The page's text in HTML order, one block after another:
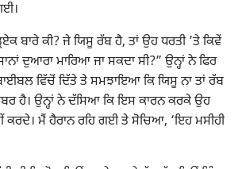
ਬਾਰੇ ਕੀ? ਜੇ ਯਿਸੂ ਰੱਬ ਹੈ, ਤਾਂ ਉਹ ਧਰਤੀ ’ਤੇ ਕਿਵੇਂ
ਦੁਆਰਾ ਮਾਰਿਆ ਜਾ ਸਕਦਾ ਸੀ?” ਉਨ੍ਹਾਂ ਨੇ ਫਿਰ
ਵਿੱਚੋਂ ਦਿੱਤੇ ਤੇ ਸਮਝਾਇਆ ਕਿ ਯਿਸੂ ਨਾ ਤਾਂ ਰੱਬ
ਹੈ। ਉਨ੍ਹਾਂ ਨੇ ਦੱਸਿਆ ਕਿ ਇਸ ਕਾਰਨ ਕਰਕੇ ਉਹ
ਕਰਦੇ। ਮੈਂ ਹੈਰਾਨ ਰਹਿ ਗਈ ਤੇ ਸੋਚਿਆ, ‘ਇਹ ਮਸੀਹੀ